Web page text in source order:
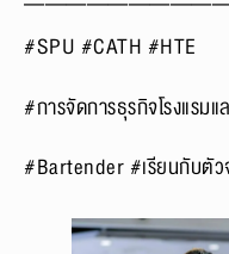
#SPU #CATH #HTE
#การจัดการธุรกิจโรงแรม
#Bartender #เรียนกับตัว